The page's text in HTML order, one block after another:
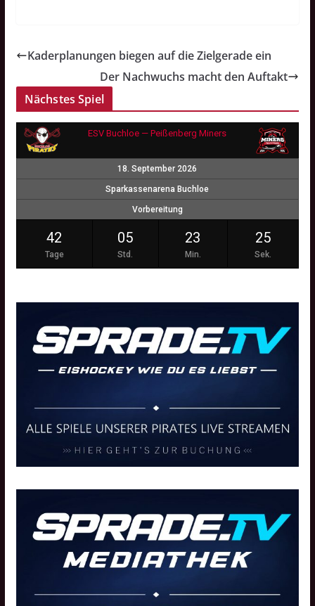
Kaderplanungen biegen auf die Zielgerade ein
Der Nachwuchs macht den Auftakt
Nächstes Spiel
ESV Buchloe — Peißenberg Miners
18. September 2026
Sparkassenarena Buchloe
Vorbereitung
42
Tage
05
Std.
23
Min.
24
Sek.